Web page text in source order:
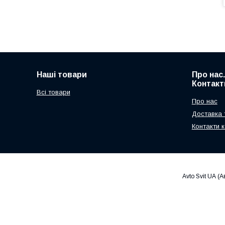
Наші товари
Всі товари
Про
Про нас
Доставка
Контакти